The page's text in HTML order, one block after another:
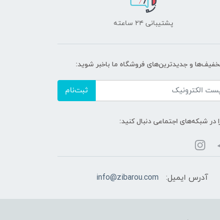
پشتیبانی ۲۴ ساعته
و جدیدترین‌های فروشگاه ما باخبر شوید:
ثبت‌نام
در شبکه‌های اجتماعی دنبال کنید:
آدرس ایمیل: info@zibarou.com